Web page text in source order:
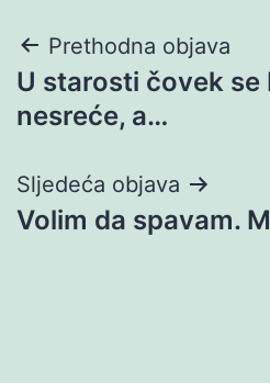
Navigacija
objava
Prethodna objava
U starosti čovek se
nesreće, a…
Sljedeća objava
Volim da spavam.